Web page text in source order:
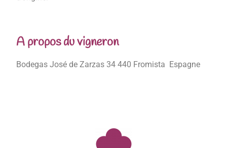
A propos du vigneron
Bodegas José de Zarzas 34 440 Fromista Espagne